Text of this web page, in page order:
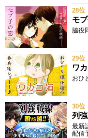
28位
モ
脇役
29位
ワ
おひ
30位
列
最新
配信